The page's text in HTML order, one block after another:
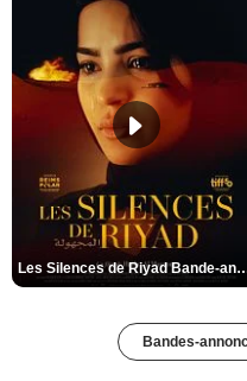
Les Silences de Riyad
Bandes-